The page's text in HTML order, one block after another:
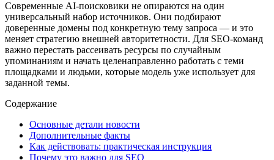
Современные AI‑поисковики не опираются на один
универсальный набор источников. Они подбирают
доверенные домены под конкретную тему запроса — и это
меняет стратегию внешней авторитетности. Для SEO‑команд
важно перестать рассеивать ресурсы по случайным
упоминаниям и начать целенаправленно работать с теми
площадками и людьми, которые модель уже использует для
заданной темы.
Содержание
Основные детали новости
Дополнительные факты
Как действовать: практическая инструкция
Почему это важно для SEO